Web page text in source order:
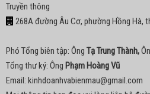
Truyền thông
268A đường Âu Cơ, phường Hồng Hà,
Phó Tổng biên tập: Ông Tạ Trung Thành,
Tổng thư ký: Ông Phạm Hoàng Vũ
Email: kinhdoanhvabienmau@gmail.com